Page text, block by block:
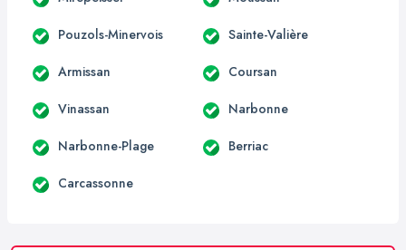
Pouzols-Minervois Sainte-Valière
Armissan Coursan
Vinassan Narbonne
Narbonne-Plage Berriac
Carcassonne